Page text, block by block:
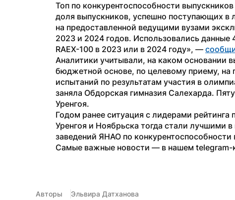
Топ по конкурентоспособности
доля выпускников, успешно поступающих в
на предоставленной ведущими вузами
2023 и 2024 годов. Использовались данные
RAEX-100 в 2023 или в 2024 году», —
Аналитики учитывали, на каком основании
бюджетной основе, по целевому приему, на
испытаний по результатам участия в
заняла Обдорская гимназия Салехарда.
Уренгоя.
Годом ранее ситуация с лидерами рейтинга
Уренгоя и Ноябрьска тогда стали лучшими
заведений ЯНАО по конкурентоспособности
Самые важные новости — в нашем telegram-
Авторы Эльвира Датханова